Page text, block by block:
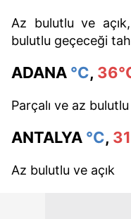
Az bulutlu ve
bulutlu geçeceği
ADANA °C,
Parçalı ve az bulutlu
ANTALYA °C,
Az bulutlu ve açık